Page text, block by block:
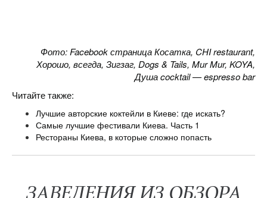
Фото: Facebook страница Косатка, CHI restaurant,
Хорошо, всегда, Зигзаг, Dogs & Tails, Mur Mur, KOYA,
Душа cocktail — espresso bar
Читайте также:
Лучшие авторские коктейли в Киеве: где искать?
Самые лучшие фестивали Киева. Часть 1
Рестораны Киева, в которые сложно попасть
ЗАВЕДЕНИЯ ИЗ ОБЗОРА